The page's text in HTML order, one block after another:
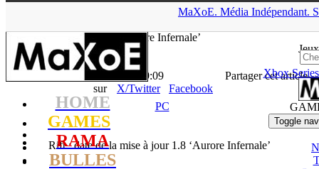
MaXoE. Média Indépendant.
HOME
GAMES
RAMA
BULLES
Jeux
Xbox
Toggle
‘Aurore Infernale’
- 13.04.12, 09:09
Partager cet article
sur
X/Twitter
Facebook
PC
Rift : date de la mise à jour 1.8 ‘Aurore Infernale’